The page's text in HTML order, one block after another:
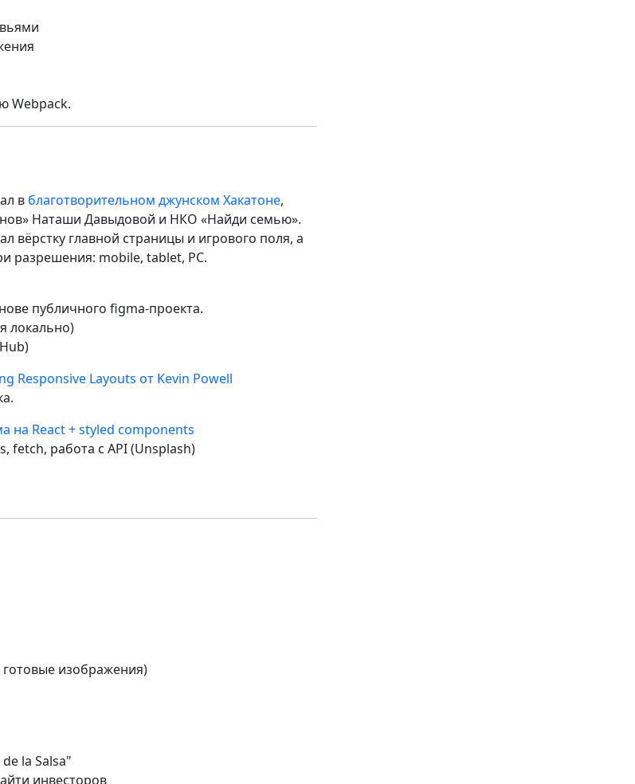
Webpack.
в благотворительном джунском Хакатоне,
Наташи Давыдовой и НКО «Найди семью».
вёрстку главной страницы и игрового поля, а
разрешения: mobile, tablet, PC.
публичного figma-проекта.
локально)
Responsive Layouts от Kevin Powell
на React + styled components
fetch, работа с API (Unsplash)
готовые изображения)
la Salsa"
инвесторов